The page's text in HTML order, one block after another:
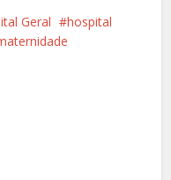
Geral
hospital